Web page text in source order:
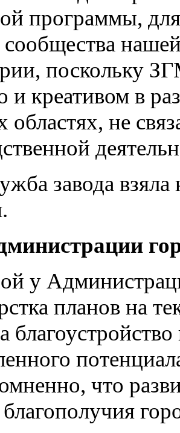
программы,
поскольку
и креативом в
областях, не
завода
у
планов на
что
благополучия